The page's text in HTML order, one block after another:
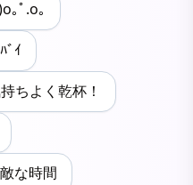
｡ﾟ.o｡
ﾞｲ
よく乾杯！
時間